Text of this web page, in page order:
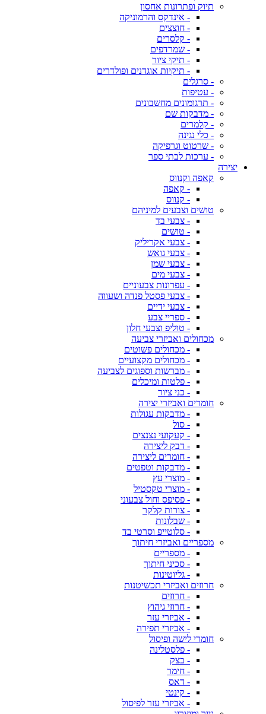
תיוק ופתרונות אחסון
- אינדקס והרמוניקה
- חוצצים
- קלסרים
- שמרדפים
- תיקי ציור
- תיקיות אוגדנים ופולדרים
- סרגלים
- עטיפות
- תרגומונים מחשבונים
- מדבקות שם
- קלמרים
- כלי נגינה
- שרטוט וגרפיקה
- ערכות לבתי ספר
יצירה
קאפה וקנווס
- קאפה
- קנווס
טושים וצבעים למיניהם
- צבעי בד
- טושים
- צבעי אקריליק
- צבעי גואש
- צבעי שמן
- צבעי מים
- עפרונות צבעוניים
- צבעי פסטל פנדה ושעווה
- צבעי ידיים
- ספריי צבע
- טוליפ וצבעי חלון
מכחולים ואביזרי צביעה
- מכחולים פשוטים
- מכחולים מקצועיים
- מברשות וספוגים לצביעה
- פלטות ומיכלים
- כני ציור
חומרים ואביזרי יצירה
- מדבקות עגולות
- סול
- קעקועי נצנצים
- דבק ליצירה
- חומרים ליצירה
- מדבקות וטפטים
- מוצרי עץ
- מוצרי טקסטיל
- פסיפס וחול צבעוני
- צורות קלקר
- שבלונות
- סלוטייפ וסרטי בד
מספריים ואביזרי חיתוך
- מספריים
- סכיני חיתוך
- גליוטינות
חרוזים ואביזרי תכשיטנות
- חרוזים
- חרוזי גיהוץ
- אביזרי עזר
- אביזרי תפירה
חומרי לישה ופיסול
- פלסטלינה
- בצק
- חימר
- דאס
- קינטי
- אביזרי עזר לפיסול